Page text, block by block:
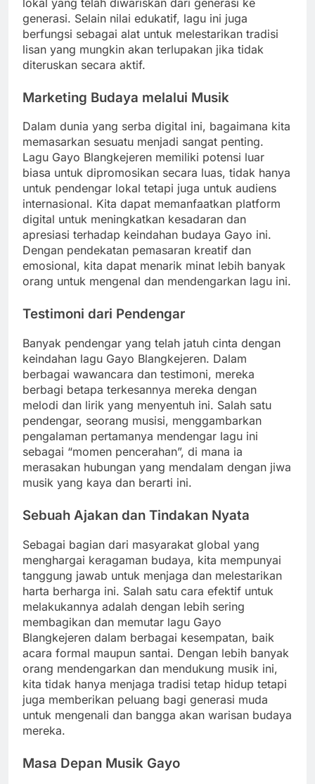
generasi. Selain nilai edukatif, lagu ini juga
berfungsi sebagai alat untuk melestarikan tradisi
lisan yang mungkin akan terlupakan jika tidak
diteruskan secara aktif.
Marketing Budaya melalui Musik
Dalam dunia yang serba digital ini, bagaimana kita
memasarkan sesuatu menjadi sangat penting.
Lagu Gayo Blangkejeren memiliki potensi luar
biasa untuk dipromosikan secara luas, tidak hanya
untuk pendengar lokal tetapi juga untuk audiens
internasional. Kita dapat memanfaatkan platform
digital untuk meningkatkan kesadaran dan
apresiasi terhadap keindahan budaya Gayo ini.
Dengan pendekatan pemasaran kreatif dan
emosional, kita dapat menarik minat lebih banyak
orang untuk mengenal dan mendengarkan lagu ini.
Testimoni dari Pendengar
Banyak pendengar yang telah jatuh cinta dengan
keindahan lagu Gayo Blangkejeren. Dalam
berbagai wawancara dan testimoni, mereka
berbagi betapa terkesannya mereka dengan
melodi dan lirik yang menyentuh ini. Salah satu
pendengar, seorang musisi, menggambarkan
pengalaman pertamanya mendengar lagu ini
sebagai “momen pencerahan”, di mana ia
merasakan hubungan yang mendalam dengan jiwa
musik yang kaya dan berarti ini.
Sebuah Ajakan dan Tindakan Nyata
Sebagai bagian dari masyarakat global yang
menghargai keragaman budaya, kita mempunyai
tanggung jawab untuk menjaga dan melestarikan
harta berharga ini. Salah satu cara efektif untuk
melakukannya adalah dengan lebih sering
membagikan dan memutar lagu Gayo
Blangkejeren dalam berbagai kesempatan, baik
acara formal maupun santai. Dengan lebih banyak
orang mendengarkan dan mendukung musik ini,
kita tidak hanya menjaga tradisi tetap hidup tetapi
juga memberikan peluang bagi generasi muda
untuk mengenali dan bangga akan warisan budaya
mereka.
Masa Depan Musik Gayo